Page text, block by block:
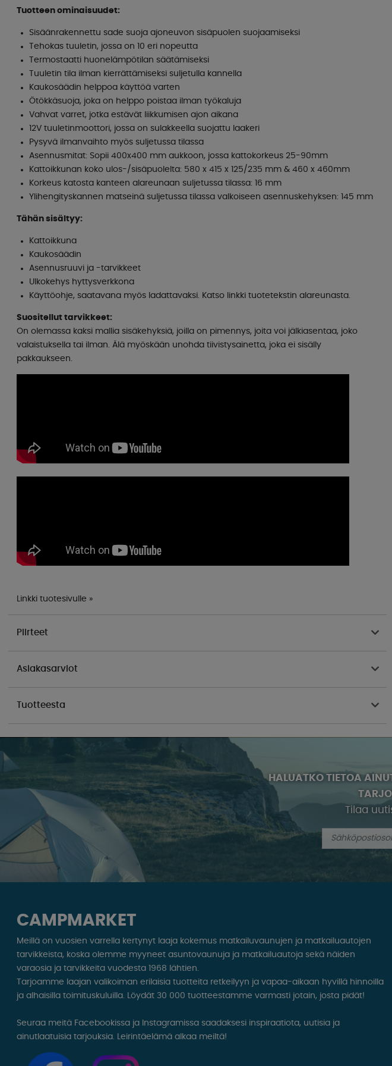
Tuotteen ominaisuudet:
Sisäänrakennettu sade suoja ajoneuvon sisäpuolen suojaamiseksi
Tehokas tuuletin, jossa on 10 eri nopeutta
Termostaatti huonelämpötilan säätämiseksi
Tuuletin tila ilman kierrättämiseksi suljetulla kannella
Kaukosäädin helppoa käyttöä varten
Ötökkäsuoja, joka on helppo poistaa ilman työkaluja
Vahvat varret, jotka estävät liikkumisen ajon aikana
12V tuuletinmoottori, jossa on sulakkeella suojattu laakeri
Pysyvä ilmanvaihto myös suljetussa tilassa
Asennusmitat: Sopii 400x400 mm aukkoon, jossa kattokorkeus 25-90mm
Kattoikkunan koko ulos-/sisäpuolelta: 580 x 415 x 125/235 mm & 460 x 460mm
Korkeus katosta kanteen alareunaan suljetussa tilassa: 16 mm
Ylihengityskannen matseinä suljetussa tilassa valkoiseen asennuskehyksen: 145 mm
Tähän sisältyy:
Kattoikkuna
Kaukosäädin
Asennusruuvi ja -tarvikkeet
Ulkokehys hyttysverkkona
Käyttöohje, saatavana myös ladattavaksi. Katso linkki tuotetekstin alareunasta.
Suositellut tarvikkeet:
On olemassa kaksi mallia sisäkehyksiä, joilla on pimennys, joita voi jälkiasentaa, joko
valaistuksella tai ilman. Älä myöskään unohda tiivistysainetta, joka ei sisälly
pakkaukseen.
Linkki tuotesivulle »
Piirteet
Asiakasarviot
Tuotteesta
HALUATKO TIETOA
Tilaa
CAMPMARKET
Meillä on vuosien varrella kertynyt laaja kokemus matkailuvaunujen ja matkailuautojen
tarvikkeista, koska olemme myyneet asuntovaunuja ja matkailuautoja sekä näiden
varaosia ja tarvikkeita vuodesta 1968 lähtien.
Tarjoamme laajan valikoiman erilaisia ​​tuotteita retkeilyyn ja vapaa-aikaan hyvillä hinnoilla
ja alhaisilla toimituskuluilla. Löydät 30 000 tuotteestamme varmasti jotain, josta pidät!
Seuraa meitä Facebookissa ja Instagramissa saadaksesi inspiraatiota, uutisia ja
ainutlaatuisia tarjouksia. Leirintäelämä alkaa meiltä!